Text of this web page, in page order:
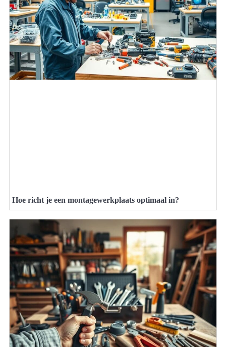
Hoe richt je een montagewerkplaats optimaal in?